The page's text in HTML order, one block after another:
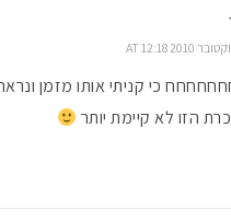
כי קניתי אותו מזמן
הזו לא קיימת יותר